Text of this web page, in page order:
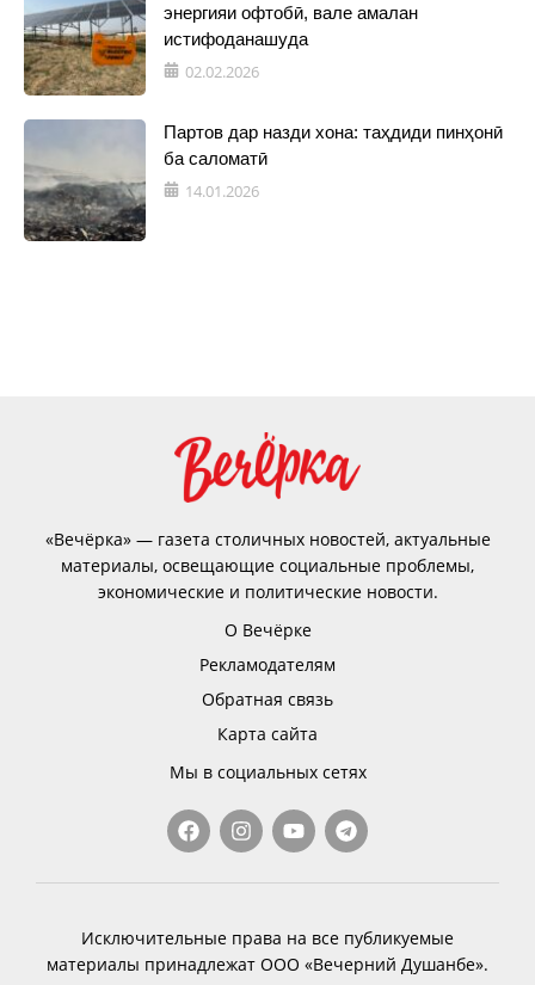
энергияи офтобӣ, вале амалан
истифоданашуда
02.02.2026
Партов дар назди хона: таҳдиди пинҳонӣ
ба саломатӣ
14.01.2026
«Вечёрка» — газета столичных новостей, актуальные
материалы, освещающие социальные проблемы,
экономические и политические новости.
О Вечёрке
Рекламодателям
Обратная связь
Карта сайта
Мы в социальных сетях
Исключительные права на все публикуемые
материалы принадлежат ООО «Вечерний Душанбе».